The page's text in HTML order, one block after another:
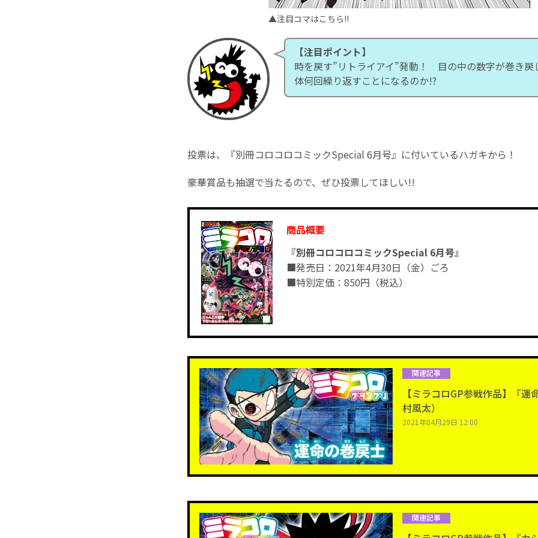
▲注目コマはこちら!!
【注目ポイント】
時を戻す”リトライアイ”発動！ 目の中の数字が巻き戻
体何回繰り返すことになるのか!?
投票は、『別冊コロコロコミックSpecial 6月号』に付いているハガキから！
豪華賞品も抽選で当たるので、ぜひ投票してほしい!!
商品概要
『別冊コロコロコミックSpecial 6月号』
■発売日：2021年4月30日（金）ごろ
■特別定価：850円（税込）
関連記事
【ミラコロGP参戦作品】『運
村風太）
2021年04月29日 12:00
関連記事